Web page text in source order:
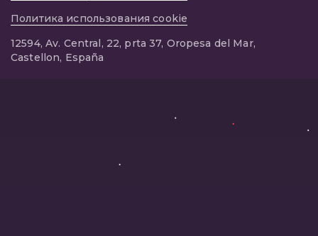
Политика использования cookie
12594, Av. Central, 22, prta 37, Oropesa del Mar,
Castellon, España